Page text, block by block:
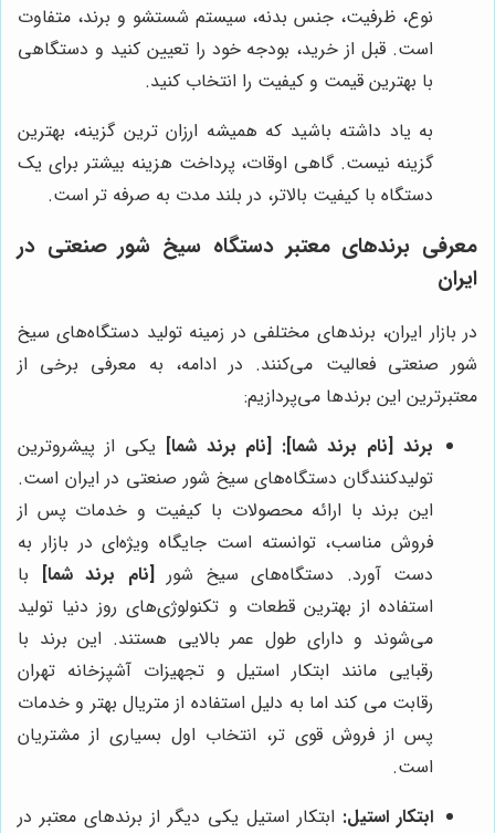
نوع، ظرفیت، جنس بدنه، سیستم شستشو و برند، متفاوت
است. قبل از خرید، بودجه خود را تعیین کنید و دستگاهی
با بهترین قیمت و کیفیت را انتخاب کنید.
به یاد داشته باشید که همیشه ارزان ترین گزینه، بهترین
گزینه نیست. گاهی اوقات، پرداخت هزینه بیشتر برای یک
دستگاه با کیفیت بالاتر، در بلند مدت به صرفه تر است.
معرفی برندهای معتبر دستگاه سیخ شور صنعتی در
ایران
در بازار ایران، برندهای مختلفی در زمینه تولید دستگاه‌های سیخ
شور صنعتی فعالیت می‌کنند. در ادامه، به معرفی برخی از
معتبرترین این برندها می‌پردازیم:
برند [نام برند شما]: [نام برند شما] یکی از پیشروترین
تولیدکنندگان دستگاه‌های سیخ شور صنعتی در ایران است.
این برند با ارائه محصولات با کیفیت و خدمات پس از
فروش مناسب، توانسته است جایگاه ویژه‌ای در بازار به
دست آورد. دستگاه‌های سیخ شور [نام برند شما]
با
استفاده از بهترین قطعات و تکنولوژی‌های روز دنیا تولید
می‌شوند و دارای طول عمر بالایی هستند. این برند با
رقبایی مانند ابتکار استیل و تجهیزات آشپزخانه تهران
رقابت می کند اما به دلیل استفاده از متریال بهتر و خدمات
پس از فروش قوی تر، انتخاب اول بسیاری از مشتریان
است.
ابتکار استیل: ابتکار استیل یکی دیگر از برندهای معتبر در